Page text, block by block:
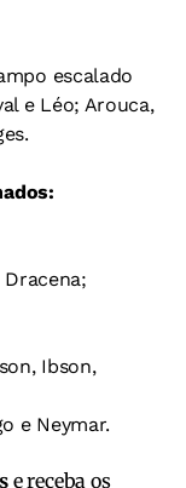
escalado
e Léo; Arouca,
Ibson,
e Neymar.
e receba os